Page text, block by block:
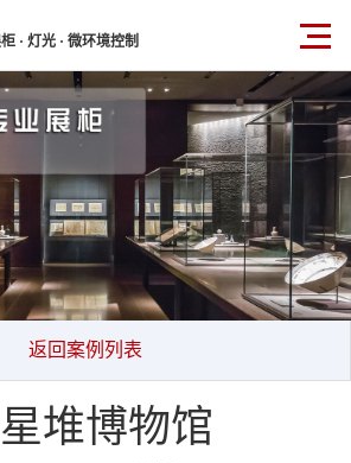
· 灯光 · 微环境控制
返回案例列表
堆博物馆